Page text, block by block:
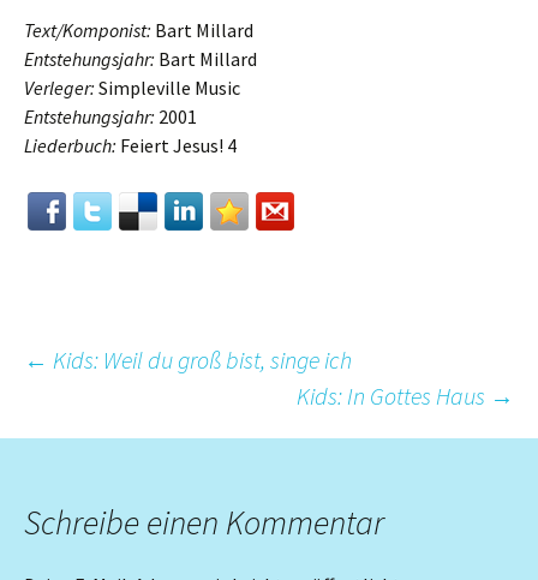
Text/Komponist: Bart Millard
Entstehungsjahr: Bart Millard
Verleger: Simpleville Music
Entstehungsjahr: 2001
Liederbuch: Feiert Jesus! 4
Beitrags-
Navigation
← Kids: Weil du groß bist, singe ich
Kids: In Gottes Haus →
Schreibe einen Kommentar